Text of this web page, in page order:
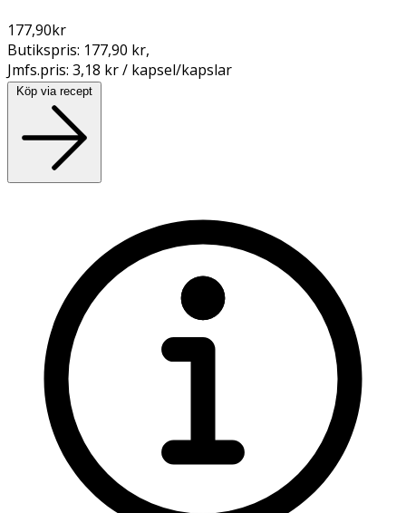
177,90kr
Butikspris: 177,90 kr,
Jmfs.pris: 3,18 kr / kapsel/kapslar
Köp via recept